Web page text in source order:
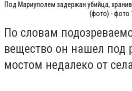
Под Мариуполем задержан убийца,
(фото) - фото
По словам
вещество он нашел под
мостом недалеко от